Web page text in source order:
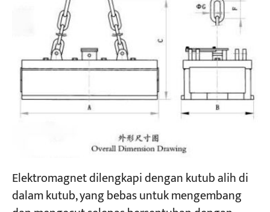
Elektromagnet dilengkapi dengan kutub alih di
dalam kutub, yang bebas untuk mengembang